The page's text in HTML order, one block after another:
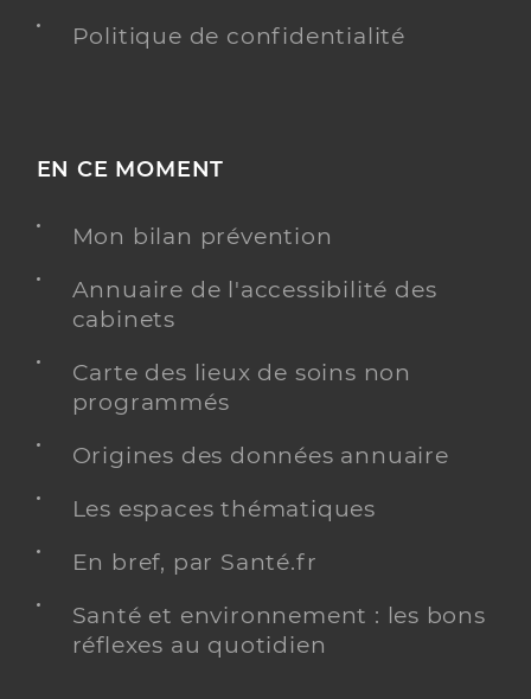
Politique de confidentialité
EN CE MOMENT
Mon bilan prévention
Annuaire de l'accessibilité des
cabinets
Carte des lieux de soins non
programmés
Origines des données annuaire
Les espaces thématiques
En bref, par Santé.fr
Santé et environnement : les bons
réflexes au quotidien